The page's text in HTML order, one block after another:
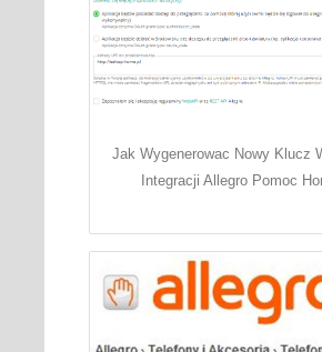
Jak Wygenerowac Nowy Klucz
Integracji Allegro Pomoc